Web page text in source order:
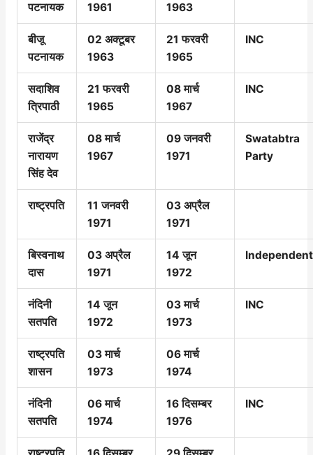
पटनायक
1961
1963
बीजू
पटनायक
02 अक्टूबर
1963
21 फरवरी
1965
INC
सदाशिव
त्रिपाठी
21 फरवरी
1965
08 मार्च
1967
INC
राजेंद्र
नारायण
सिंह देव
08 मार्च
1967
09 जनवरी
1971
Swatabtra
Party
राष्ट्रपति
11 जनवरी
1971
03 अप्रैल
1971
बिस्वनाथ
दास
03 अप्रैल
1971
14 जून
1972
Independent
नंदिनी
सतपति
14 जून
1972
03 मार्च
1973
INC
राष्ट्रपति
शासन
03 मार्च
1973
06 मार्च
1974
नंदिनी
सतपति
06 मार्च
1974
16 दिसम्बर
1976
INC